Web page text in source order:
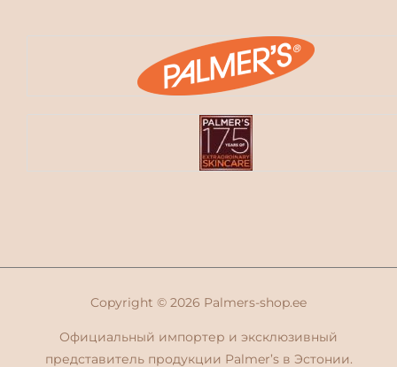
Copyright © 2026 Palmers-shop.ee
Официальный импортер и эксклюзивный
представитель продукции Palmer’s в Эстонии.